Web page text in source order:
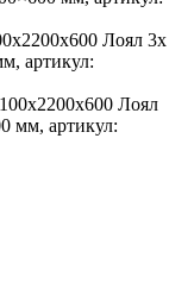
Лоял 3х
артикул:
Лоял
мм, артикул: